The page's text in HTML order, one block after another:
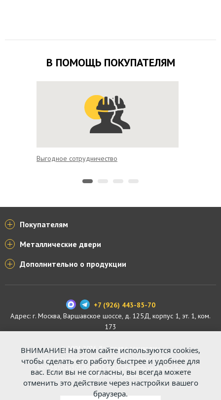
В ПОМОЩЬ ПОКУПАТЕЛЯМ
Выгодное сотрудничество
Покупателям
Металлические двери
Дополнительно о продукции
+7 (926) 443-85-70
Адрес: г. Москва, Варшавское шоссе, д. 125Д, корпус 1, эт. 1, ком.
173
© 2004-2026. Все права защищены.
ООО «СПЕЦПРОФКОНТУР», ОГРН 1187746529816. Р/с:
40702810463030000711 в АО «Россельхозбанк». К/с:
30101810045250000430
ВНИМАНИЕ! На этом сайте используются cookies,
чтобы сделать его работу быстрее и удобнее для
вас. Если вы не согласны, вы всегда можете
отменить это действие через настройки вашего
браузера.